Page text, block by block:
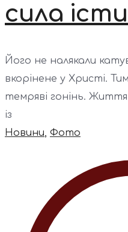
сила
Його не налякали
вкорінене у Христі.
темряві гонінь. Життя
із
Новини, Фото